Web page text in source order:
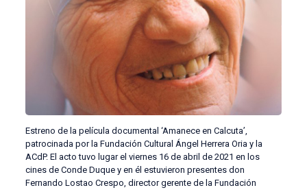
Estreno de la película documental ‘Amanece en Calcuta’,
patrocinada por la Fundación Cultural Ángel Herrera Oria y la
ACdP. El acto tuvo lugar el viernes 16 de abril de 2021 en los
cines de Conde Duque y en él estuvieron presentes don
Fernando Lostao Crespo, director gerente de la Fundación